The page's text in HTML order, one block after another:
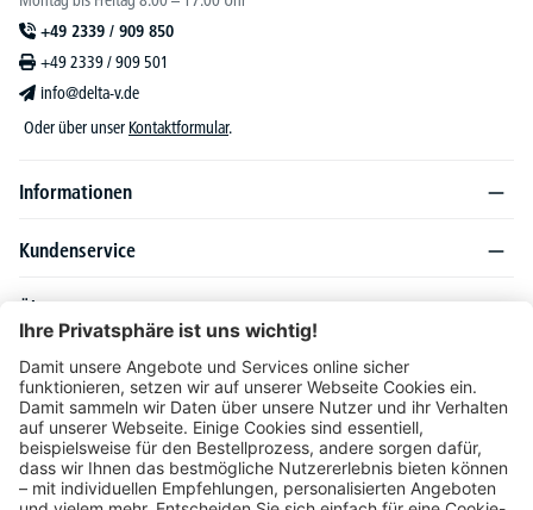
+49 2339 / 909 850
+49 2339 / 909 501
info@delta-v.de
Oder über unser Kontaktformular.
Informationen
Kundenservice
Über DELTA-V
Produktsortiment
Ratgeber
Folgen Sie uns auch auf